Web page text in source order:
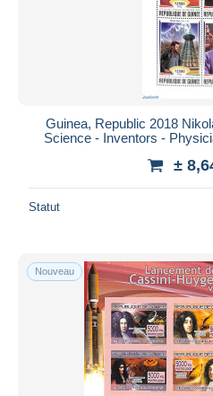
Guinea, Republic 2018
Science - Inventors -
±
Statut
Nouveau